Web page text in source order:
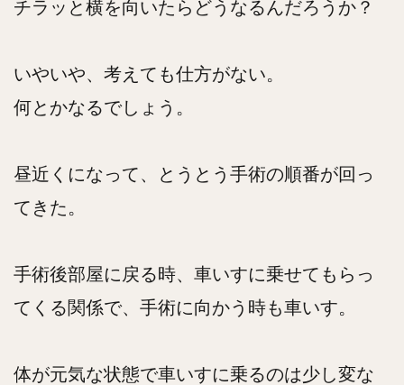
チラッと横を向いたらどうなるんだろうか？
いやいや、考えても仕方がない。
何とかなるでしょう。
昼近くになって、とうとう手術の順番が回っ
てきた。
手術後部屋に戻る時、車いすに乗せてもらっ
てくる関係で、手術に向かう時も車いす。
体が元気な状態で車いすに乗るのは少し変な